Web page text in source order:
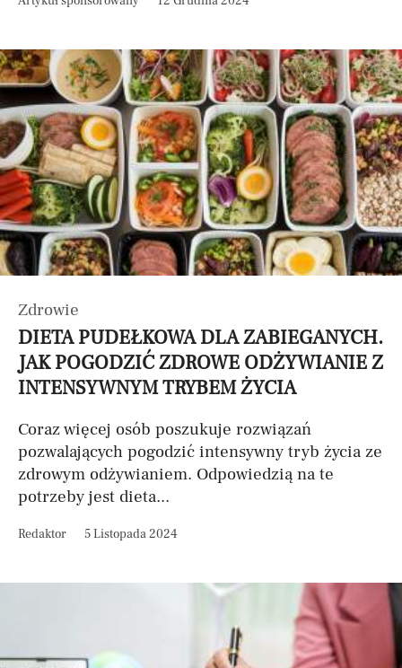
Zdrowie
DIETA PUDEŁKOWA DLA ZABIEGANYCH.
JAK POGODZIĆ ZDROWE ODŻYWIANIE Z
INTENSYWNYM TRYBEM ŻYCIA
Coraz więcej osób poszukuje rozwiązań
pozwalających pogodzić intensywny tryb życia ze
zdrowym odżywianiem. Odpowiedzią na te
potrzeby jest dieta...
Redaktor 5 Listopada 2024